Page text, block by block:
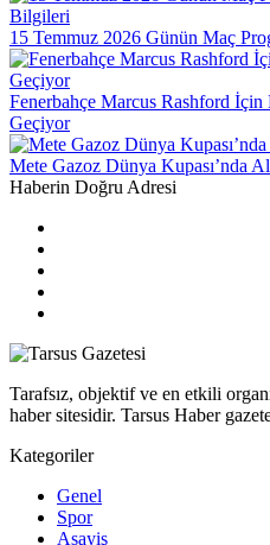
15 Temmuz 2026 Günün Maç
Fenerbahçe Marcus Rashford
Geçiyor
Mete Gazoz Dünya Kupası’nda
Haberin Doğru Adresi
Tarafsız, objektif ve en etkili
haber sitesidir. Tarsus Haber
Kategoriler
Genel
Spor
Asayiş